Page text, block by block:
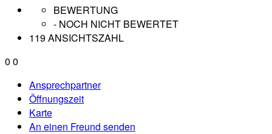
BEWERTUNG
- NOCH NICHT BEWERTET
119 ANSICHTSZAHL
0 0
Ansprechpartner
Öffnungszeit
Karte
An einen Freund senden